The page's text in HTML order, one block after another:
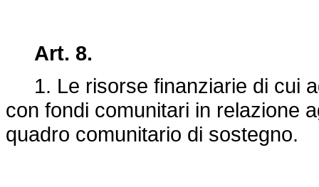
Art. 8.
1. Le risorse finanziarie di cui
con fondi comunitari in relazione
quadro comunitario di sostegno.